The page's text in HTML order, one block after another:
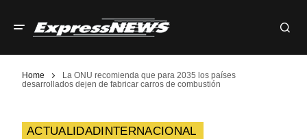
Home
La ONU recomienda que para 2035 los países
desarrollados dejen de fabricar carros de combustión
ACTUALIDAD INTERNACIONAL